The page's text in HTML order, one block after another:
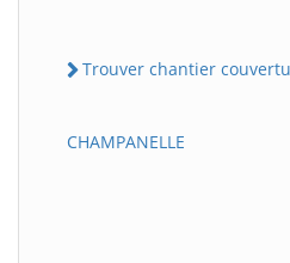
Trouver chantier
CHAMPANELLE